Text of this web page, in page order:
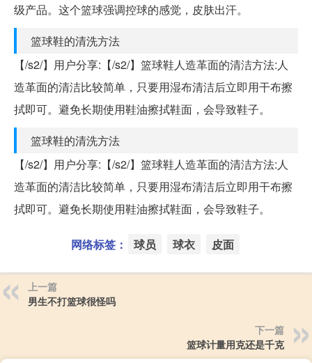
级产品。这个篮球强调控球的感觉，皮肤出汗。
篮球鞋的清洗方法
【/s2/】用户分享:【/s2/】篮球鞋人造革面的清洁方法:人
造革面的清洁比较简单，只要用湿布清洁后立即用干布擦
拭即可。避免长期使用鞋油擦拭鞋面，会导致鞋子。
篮球鞋的清洗方法
【/s2/】用户分享:【/s2/】篮球鞋人造革面的清洁方法:人
造革面的清洁比较简单，只要用湿布清洁后立即用干布擦
拭即可。避免长期使用鞋油擦拭鞋面，会导致鞋子。
网络标签： 球员 球衣 皮面
上一篇
男生不打篮球很怪吗
下一篇
篮球计量用克还是千克